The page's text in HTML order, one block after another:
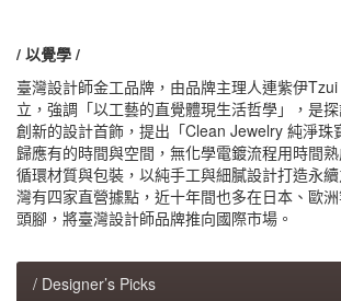
/ 以覺學 /
臺灣設計師金工品牌，由品牌主理人連紫伊
立，強調「以工藝的直覺體現生活哲學」，是
創新的設計首飾，提出「Clean Jewelry 純淨珠
歸應有的時間與空間，無化學電鍍流程用時間
循環材質與包裝，以純手工與細膩設計打造永
灣有四家直營據點，近十年間也多在日本、歐
頭腳，將臺灣設計師品牌推向國際市場。
/ Designer’s Picks